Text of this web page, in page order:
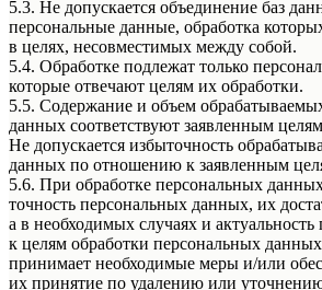
5.3. Не допускается объединение баз
персональные данные, обработка
в целях, несовместимых между собой.
5.4. Обработке подлежат только
которые отвечают целям их обработки.
5.5. Содержание и объем
данных соответствуют заявленным
Не допускается избыточность
данных по отношению к заявленным
5.6. При обработке персональных
точность персональных данных, их
а в необходимых случаях и
к целям обработки персональных
принимает необходимые меры и/или
их принятие по удалению или